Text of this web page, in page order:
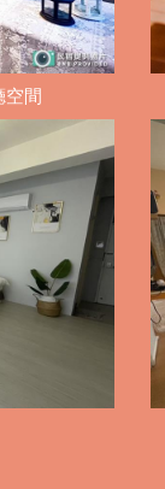
空間